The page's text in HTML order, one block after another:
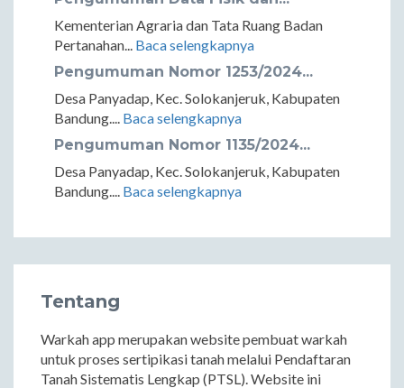
Kementerian Agraria dan Tata Ruang Badan
Pertanahan... Baca selengkapnya
Pengumuman Nomor 1253/2024...
Desa Panyadap, Kec. Solokanjeruk, Kabupaten
Bandung.... Baca selengkapnya
Pengumuman Nomor 1135/2024...
Desa Panyadap, Kec. Solokanjeruk, Kabupaten
Bandung.... Baca selengkapnya
Tentang
Warkah app merupakan website pembuat warkah
untuk proses sertipikasi tanah melalui Pendaftaran
Tanah Sistematis Lengkap (PTSL). Website ini